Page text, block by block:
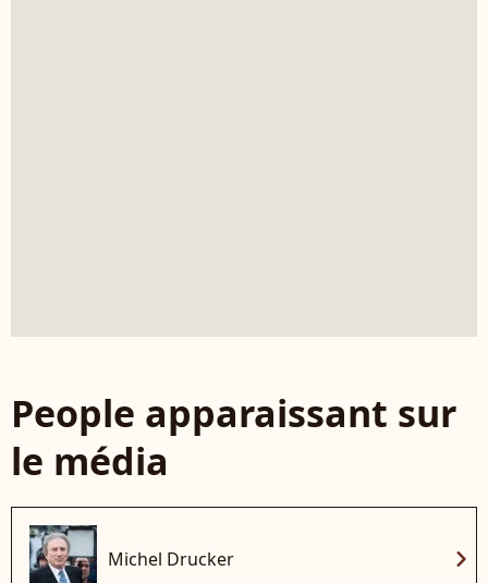
People apparaissant sur
le média
Michel Drucker chevron_right